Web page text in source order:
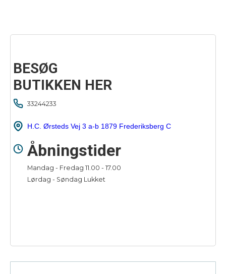
BESØG
BUTIKKEN HER
33244233
H.C. Ørsteds Vej 3 a-b 1879 Frederiksberg C
Åbningstider
Mandag - Fredag 11.00 - 17.00
Lørdag - Søndag Lukket